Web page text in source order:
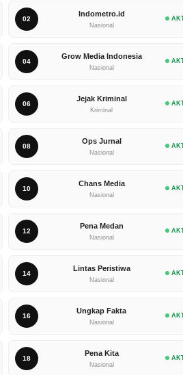
02
Indometro.id
Nasional
04
Grow Media Indonesia
Nasional
06
Jejak Kriminal
Kriminal
08
Ops Jurnal
Nasional
10
Chans Media
Nasional
12
Pena Medan
Nasional
14
Lintas Peristiwa
Nasional
16
Ungkap Fakta
Nasional
18
Pena Kita
Nasional